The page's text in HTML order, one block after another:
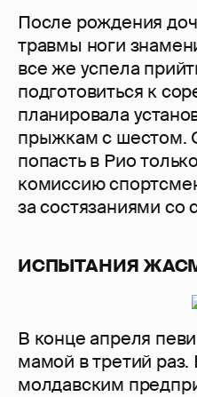
После рождения
травмы ноги
все же успела
подготовиться к
планировала
прыжкам с шестом.
попасть в Рио
комиссию
за состязаниями со
ИСПЫТАНИЯ
В конце апреля
мамой в третий раз.
молдавским